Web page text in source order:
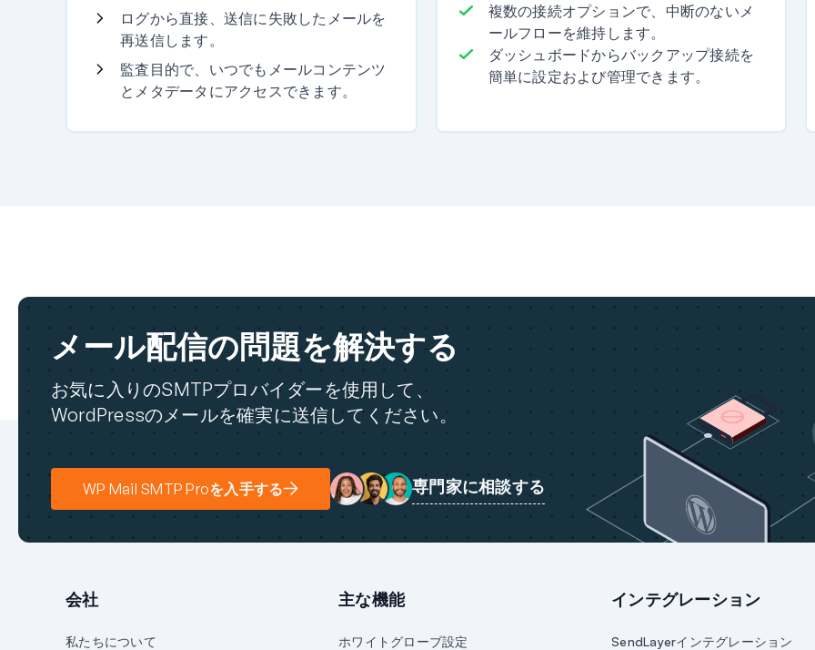
ログから直接、送信に失敗したメールを
再送信します。
監査目的で、いつでもメールコンテンツ
とメタデータにアクセスできます。
複数の接続オプションで、中断のないメ
ールフローを維持します。
ダッシュボードからバックアップ接続を
簡単に設定および管理できます。
メール配信の問題を解決する
お気に入りのSMTPプロバイダーを使用して、
WordPressのメールを確実に送信してください。
WP Mail SMTP Proを入手する 専門家に相談する
会社
私たちについて
主な機能
ホワイトグローブ設定
インテグレーション
SendLayerインテグレーション